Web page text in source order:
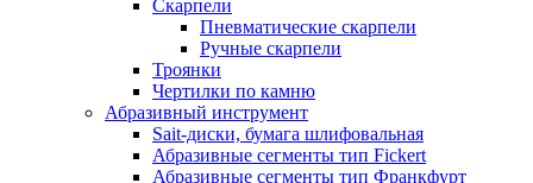
Скарпели
Пневматические скарпели
Ручные скарпели
Троянки
Чертилки по камню
Абразивный инструмент
Sait-диски, бумага шлифовальная
Абразивные сегменты тип Fickert
Абразивные сегменты тип Франкфурт